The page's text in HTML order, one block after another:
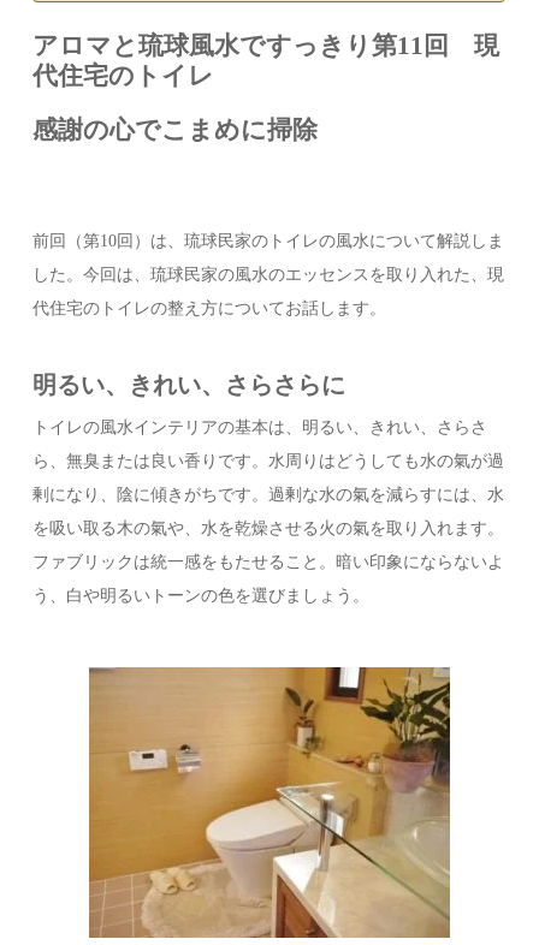
アロマと琉球風水ですっきり第11回 現
代住宅のトイレ
感謝の心でこまめに掃除
前回（第10回）は、琉球民家のトイレの風水について解説しま
した。今回は、琉球民家の風水のエッセンスを取り入れた、現
代住宅のトイレの整え方についてお話します。
明るい、きれい、さらさらに
トイレの風水インテリアの基本は、明るい、きれい、さらさ
ら、無臭または良い香りです。水周りはどうしても水の氣が過
剰になり、陰に傾きがちです。過剰な水の氣を減らすには、水
を吸い取る木の氣や、水を乾燥させる火の氣を取り入れます。
ファブリックは統一感をもたせること。暗い印象にならないよ
う、白や明るいトーンの色を選びましょう。